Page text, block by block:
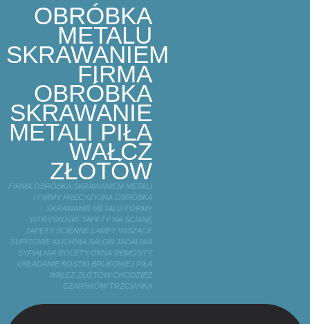
OBRÓBKA
METALU
SKRAWANIEM
FIRMA
OBRÓBKA
SKRAWANIE
METALI PIŁA
WAŁCZ
ZŁOTÓW
FIRMA OBRÓBKA SKRAWANIEM METALI
I FIRMY PRECYZYJNA OBRÓBKA
SKRAWANIE METALU FORMY
WTRYSKOWE TAPETY NA ŚCIANĘ
TAPETY ŚCIENNE LAMPY WISZĄCE
SUFITOWE KUCHNIA SALON JADALNIA
SYPIALNIA ROLETY OKNA REMONTY
UKŁADANIE KOSTKI BRUKOWEJ PIŁA
WAŁCZ ZŁOTÓW CHODZIEŻ
CZARNKÓW TRZCIANKA